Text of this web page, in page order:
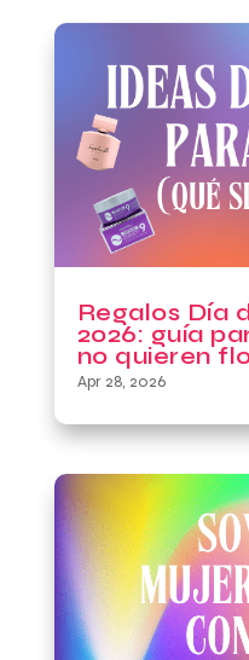
Regalos Día
2026: guía
no quieren
Apr 28, 2026